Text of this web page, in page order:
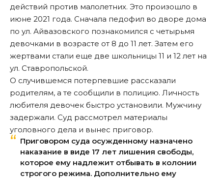
действий против малолетних. Это произошло в
июне 2021 года. Сначала педофил во дворе дома
по ул. Айвазовского познакомился с четырьмя
девочками в возрасте от 8 до 11 лет. Затем его
жертвами стали еще две школьницы 11 и 12 лет на
ул. Ставропольской.
О случившемся потерпевшие рассказали
родителям, а те сообщили в полицию. Личность
любителя девочек быстро установили. Мужчину
задержали. Суд рассмотрел материалы
уголовного дела и вынес приговор.
Приговором суда осужденному назначено
наказание в виде 17 лет лишения свободы,
которое ему надлежит отбывать в колонии
строгого режима. Дополнительно ему